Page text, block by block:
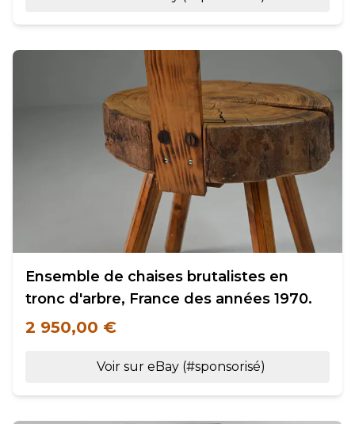
Ensemble de chaises brutalistes en
tronc d'arbre, France des années 1970.
2 950,00 €
Voir sur eBay (#sponsorisé)